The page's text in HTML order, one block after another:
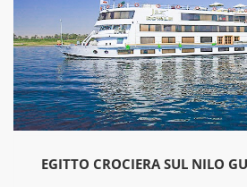
EGITTO CROCIERA SUL NILO